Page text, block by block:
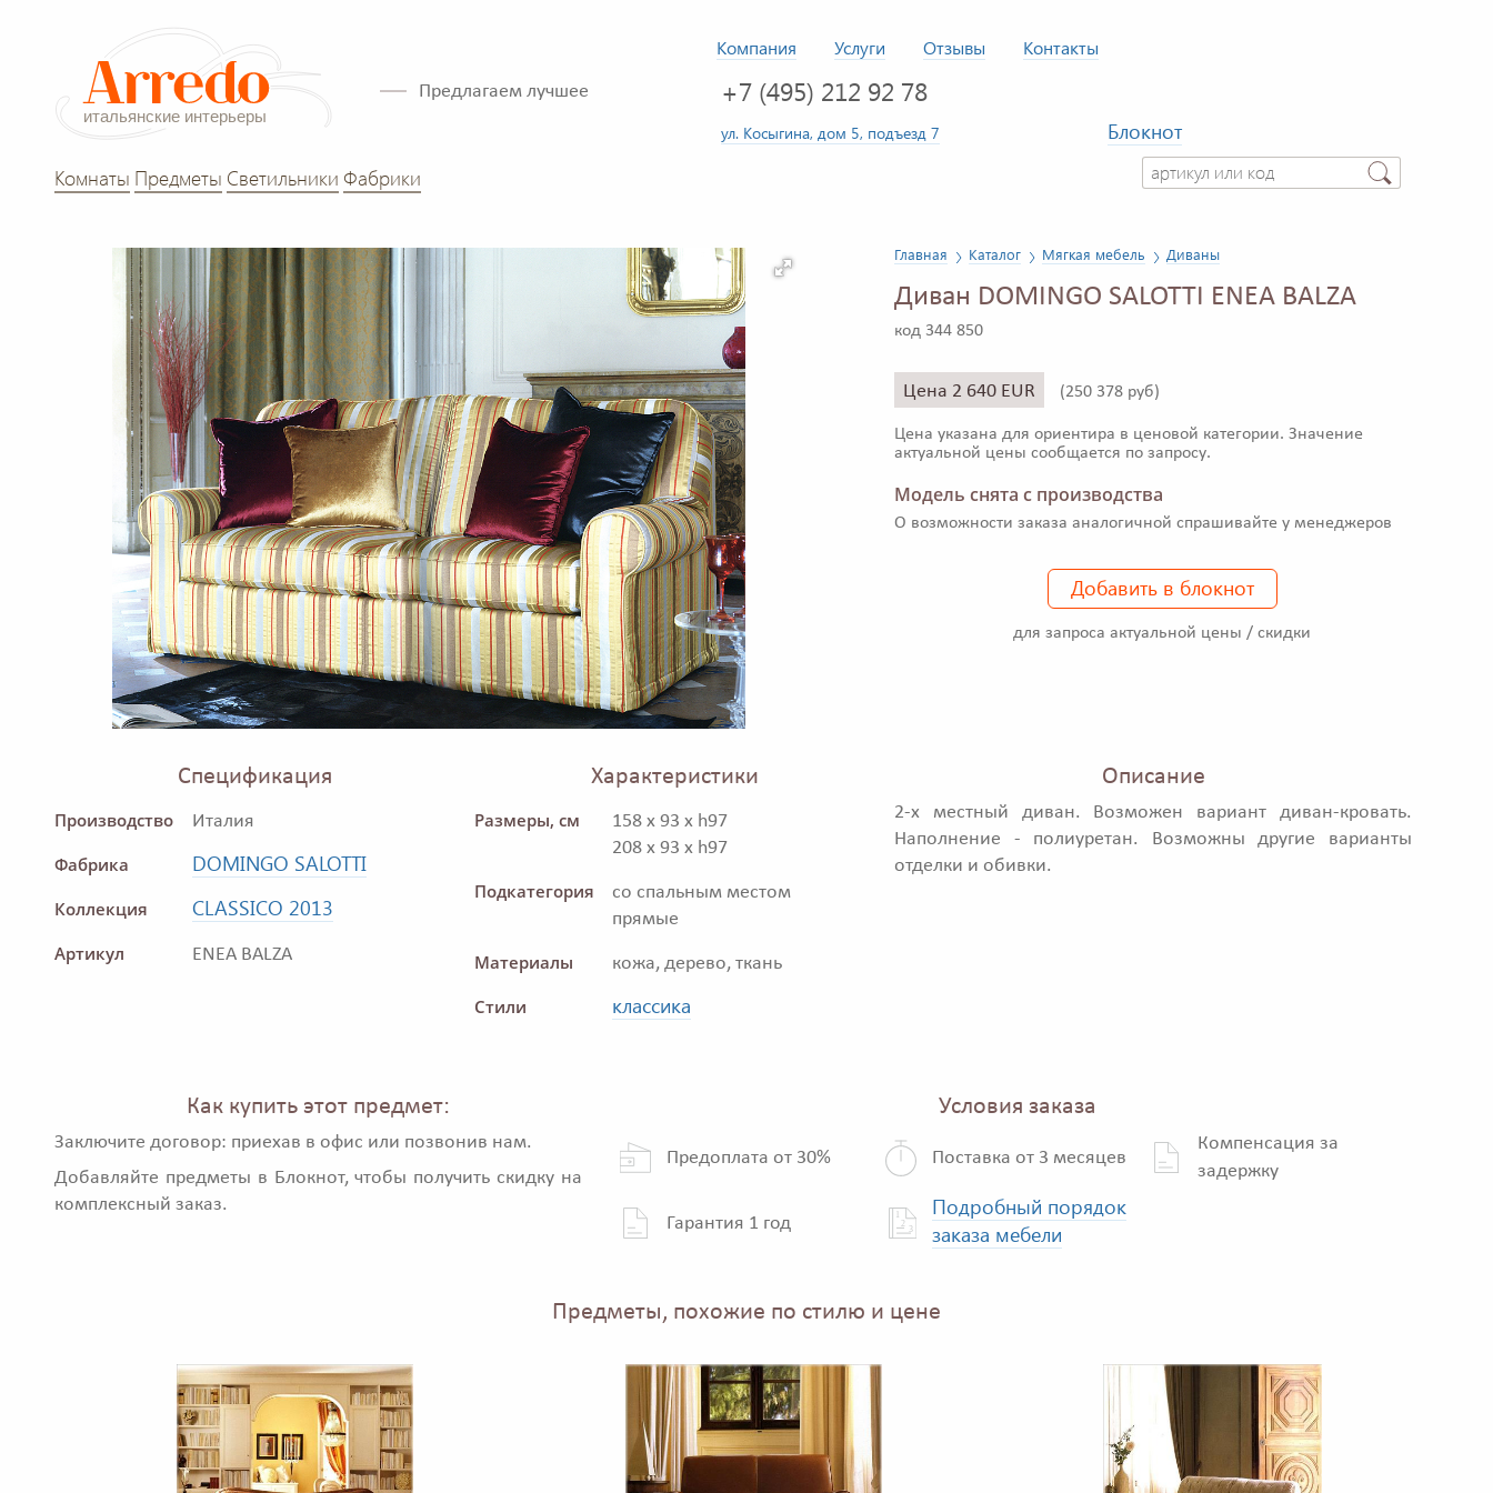
Компания Услуги Отзывы Контакты
Предлагаем лучшее +7 (495) 212 92 78
ул. Косыгина, дом 5, подъезд 7
Блокнот
Комнаты Предметы Светильники Фабрики
Главная Каталог Мягкая мебель Диваны
Диван DOMINGO SALOTTI ENEA BALZA
код 344 850
Цена 2 640 EUR (250 378 руб)
Цена указана для ориентира в ценовой категории. Значение
актуальной цены сообщается по запросу.
Модель снята с производства
О возможности заказа аналогичной спрашивайте у менеджеров
Добавить в блокнот
для запроса актуальной цены / скидки
Спецификация
Производство Италия
Фабрика DOMINGO SALOTTI
Коллекция CLASSICO 2013
Артикул ENEA BALZA
Характеристики
Размеры, см
158 x 93 x h97
208 x 93 x h97
Подкатегория
со спальным местом
прямые
Материалы кожа, дерево, ткань
Стили классика
Описание
2-х местный диван. Возможен вариант диван-кровать.
Наполнение - полиуретан. Возможны другие варианты
отделки и обивки.
Как купить этот предмет:
Заключите договор: приехав в офис или позвонив нам.
Добавляйте предметы в Блокнот, чтобы получить скидку на
комплексный заказ.
Условия заказа
Предоплата от 30% Поставка от 3 месяцев
Компенсация за
задержку
Гарантия 1 год
Подробный порядок
заказа мебели
Предметы, похожие по стилю и цене